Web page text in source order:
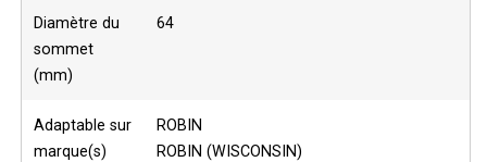
Diamètre du
sommet
(mm)
64
Adaptable sur
marque(s)
ROBIN
ROBIN (WISCONSIN)